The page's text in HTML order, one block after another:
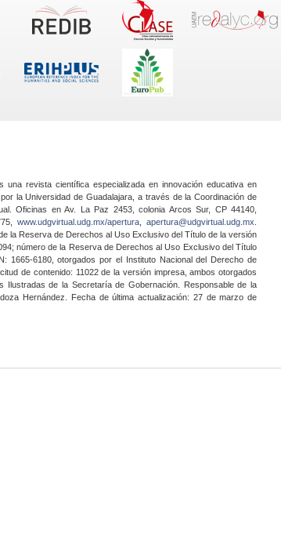
revista científica especializada en innovación educativa en
la Universidad de Guadalajara, a través de la Coordinación de
Oficinas en Av. La Paz 2453, colonia Arcos Sur, CP 44140,
www.udgvirtual.udg.mx/apertura apertura@udgvirtual.udg.mx
la Reserva de Derechos al Uso Exclusivo del Título de la versión
número de la Reserva de Derechos al Uso Exclusivo del Título
1665-6180, otorgados por el Instituto Nacional del Derecho de
de contenido: 11022 de la versión impresa, ambos otorgados
Ilustradas de la Secretaría de Gobernación. Responsable de la
Hernández. Fecha de última actualización: 27 de marzo de